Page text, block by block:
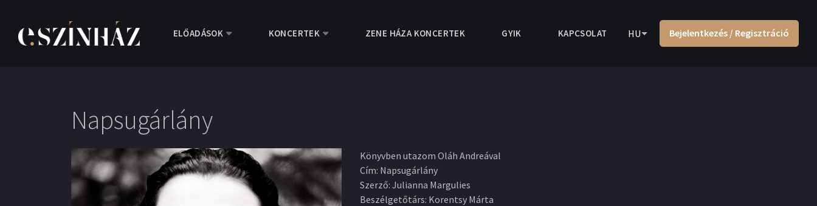
ELŐADÁSOK KONCERTEK ZENE HÁZA KONCERTEK GYIK KAPCSOLAT HU Bejelentkezés / Regisztráció
Napsugárlány
Könyvben utazom Oláh Andreával
Cím: Napsugárlány
Szerző: Julianna Margulies
Beszélgetőtárs: Korentsy Márta